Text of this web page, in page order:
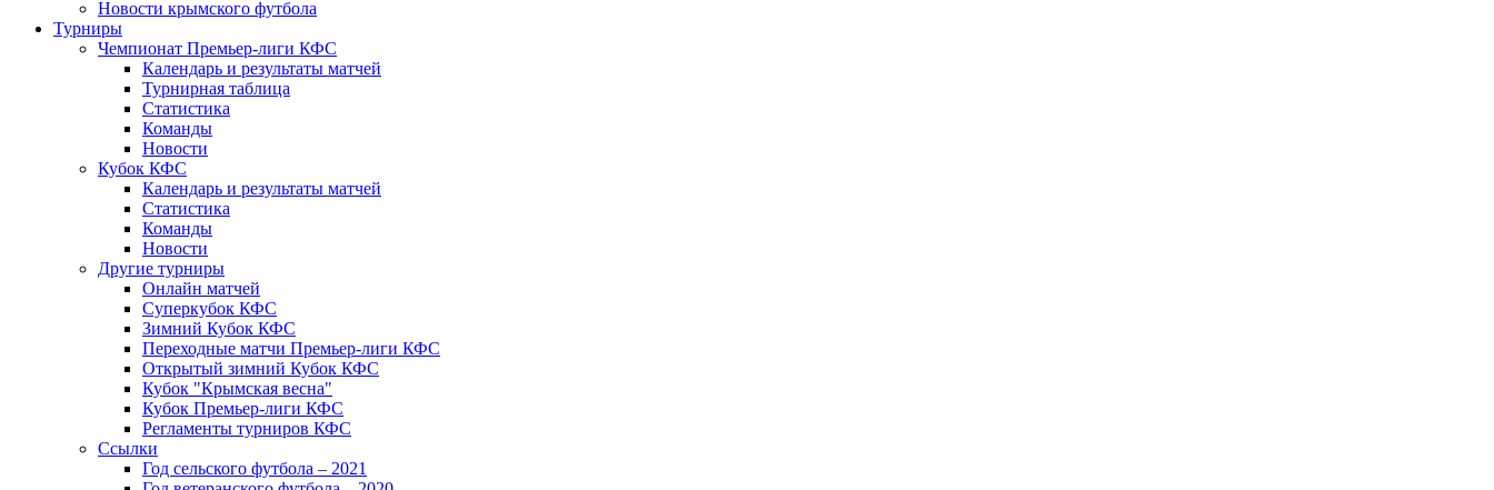
Новости крымского футбола
Турниры
Чемпионат Премьер-лиги КФС
Календарь и результаты матчей
Турнирная таблица
Статистика
Команды
Новости
Кубок КФС
Календарь и результаты матчей
Статистика
Команды
Новости
Другие турниры
Онлайн матчей
Суперкубок КФС
Зимний Кубок КФС
Переходные матчи Премьер-лиги КФС
Открытый зимний Кубок КФС
Кубок "Крымская весна"
Кубок Премьер-лиги КФС
Регламенты турниров КФС
Ссылки
Год сельского футбола – 2021